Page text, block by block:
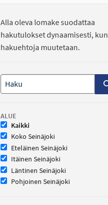
Alla oleva lomake suodattaa
hakutulokset dynaamisesti, kun
hakuehtoja muutetaan.
ALUE
Kaikki
Koko Seinäjoki
Eteläinen Seinäjoki
Itäinen Seinäjoki
Läntinen Seinäjoki
Pohjoinen Seinäjoki